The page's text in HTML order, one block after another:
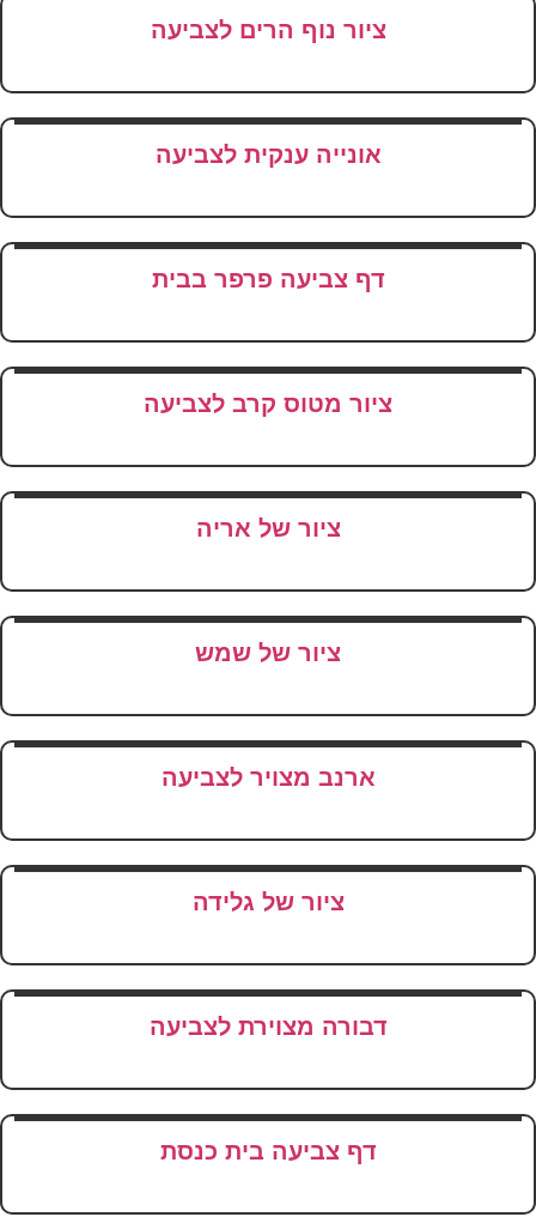
ציור נוף הרים לצביעה
אונייה ענקית לצביעה
דף צביעה פרפר בבית
ציור מטוס קרב לצביעה
ציור של אריה
ציור של שמש
ארנב מצויר לצביעה
ציור של גלידה
דבורה מצוירת לצביעה
דף צביעה בית כנסת